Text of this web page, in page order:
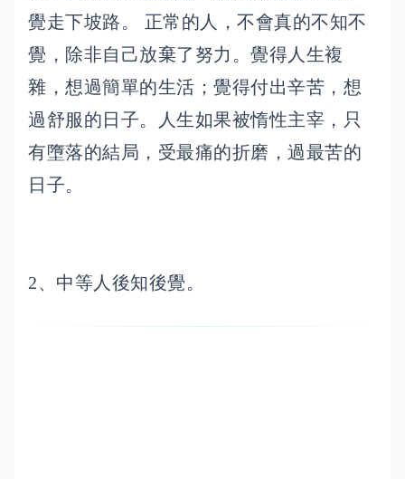
覺走下坡路。 正常的人，不會真的不知不
覺，除非自己放棄了努力。覺得人生複
雜，想過簡單的生活；覺得付出辛苦，想
過舒服的日子。人生如果被惰性主宰，只
有墮落的結局，受最痛的折磨，過最苦的
日子。
2、中等人後知後覺。